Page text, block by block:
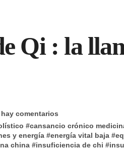
Qi : la
hay comentarios
#cansancio crónico
y energía #energía vital baja #
china #insuficiencia de chi #